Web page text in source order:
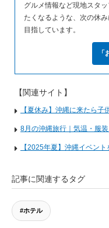
グルメ情報など現地スタ
たくなるような、次の休
目指しています。
【関連サイト】
【夏休み】沖縄に来たら
8月の沖縄旅行｜気温・服
【2025年夏】沖縄イベン
記事に関連するタグ
#ホテル